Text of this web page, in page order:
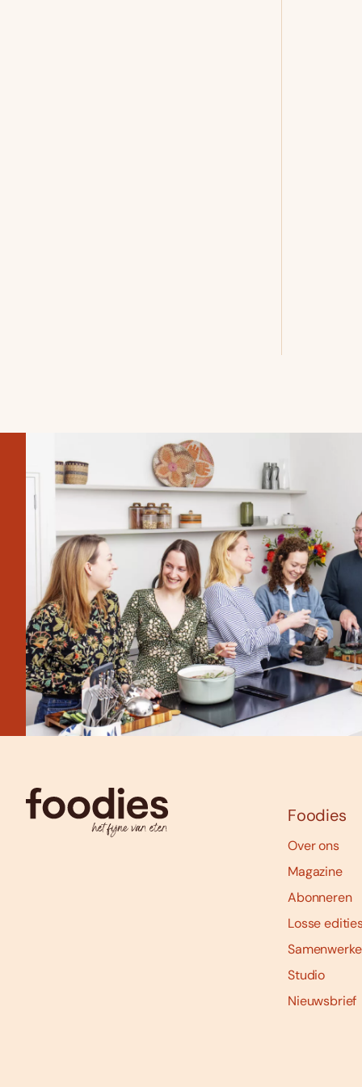
Foodies
Over ons
Magazine
Abonneren
Losse
Studio
Nieuwsbrief